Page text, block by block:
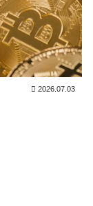
2026.07.03